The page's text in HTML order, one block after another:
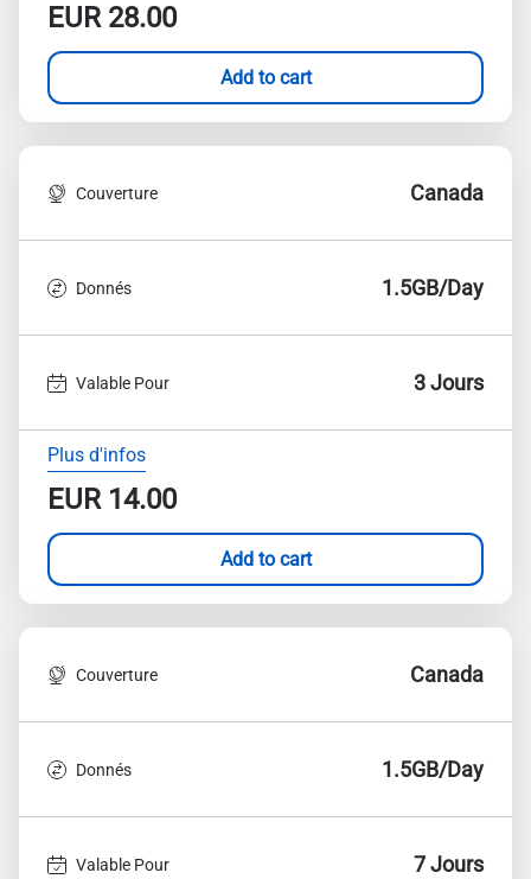
EUR28.00
Add to cart
Couverture Canada
Donnés 1.5GB/Day
Valable Pour 3 Jours
Plus d'infos
EUR14.00
Add to cart
Couverture Canada
Donnés 1.5GB/Day
Valable Pour 7 Jours